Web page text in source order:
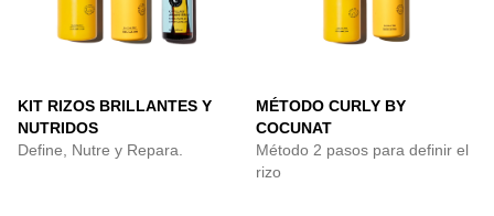
KIT RIZOS BRILLANTES Y
NUTRIDOS
Define, Nutre y Repara.
MÉTODO CURLY BY
COCUNAT
Método 2 pasos para definir el
rizo